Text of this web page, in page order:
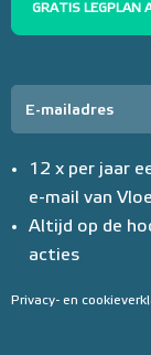
GRATIS LEGPLAN
12 x per jaar
e-mail van
Altijd op de
acties
Privacy- en